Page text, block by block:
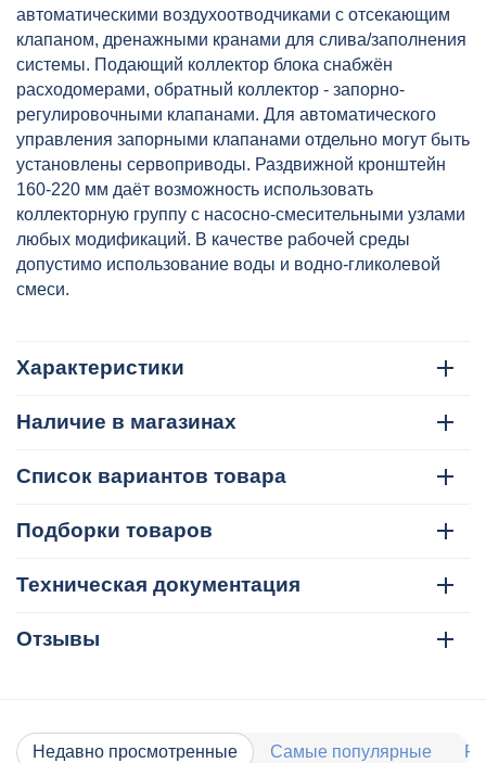
автоматическими воздухоотводчиками с отсекающим
клапаном, дренажными кранами для слива/заполнения
системы. Подающий коллектор блока снабжён
расходомерами, обратный коллектор - запорно-
регулировочными клапанами. Для автоматического
управления запорными клапанами отдельно могут быть
установлены сервоприводы. Раздвижной кронштейн
160-220 мм даёт возможность использовать
коллекторную группу с насосно-смесительными узлами
любых модификаций. В качестве рабочей среды
допустимо использование воды и водно-гликолевой
смеси.
Характеристики
Наличие в магазинах
Список вариантов товара
Подборки товаров
Техническая документация
Отзывы
Недавно просмотренные Самые популярные